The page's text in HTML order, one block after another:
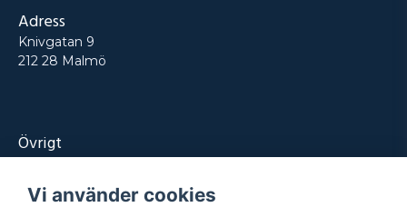
Adress
Knivgatan 9
212 28 Malmö
Övrigt
Tjänster
Vi använder cookies